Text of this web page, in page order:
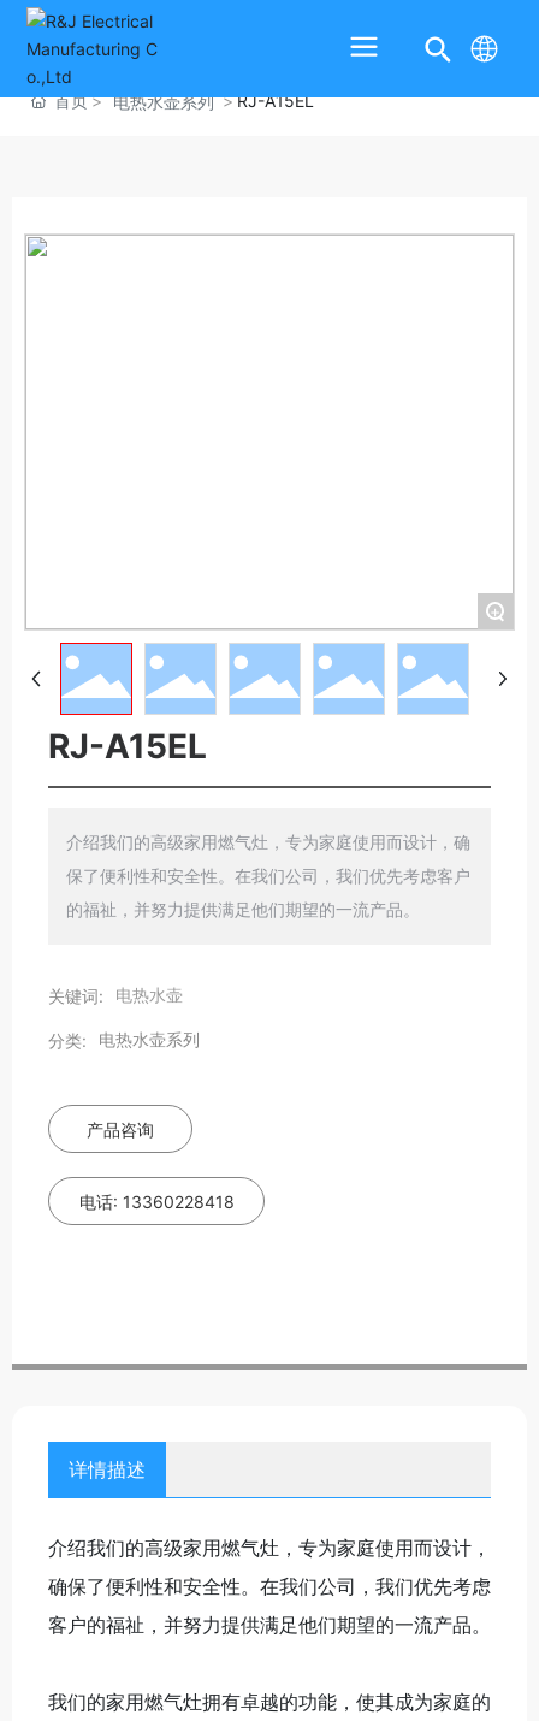
首页 电热水壶系列 RJ-A15EL
+
RJ-A15EL
介绍我们的高级家用燃气灶，专为家庭使用而设计，确
保了便利性和安全性。在我们公司，我们优先考虑客户
关键词: 电热水壶
分类: 电热水壶系列
产品咨询
电话: 13360228418
详情描述
介绍我们的高级家用燃气灶，专为家庭使用而设计，
确保了便利性和安全性。在我们公司，我们优先考虑
客户的福祉，并努力提供满足他们期望的一流产品。
我们的家用燃气灶拥有卓越的功能，使其成为家庭的